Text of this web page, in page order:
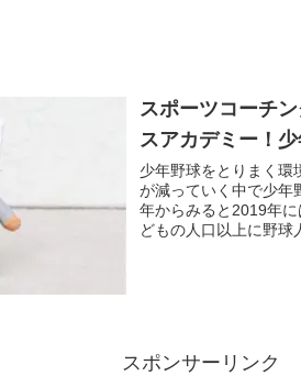
スポーツコーチ
スアカデミー！
少年野球をとりまく環
が減っていく中で少年
年からみると2019年
どもの人口以上に野球
スポンサーリンク